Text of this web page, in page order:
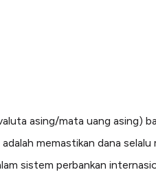
asing/mata uang asing)
memastikan dana selalu
sistem perbankan